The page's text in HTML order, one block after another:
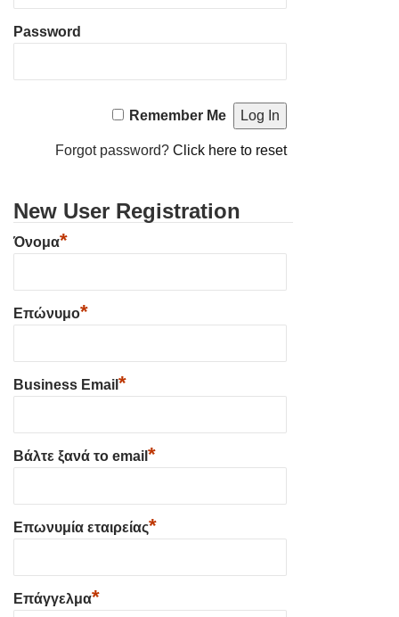
Password
Remember Me
Forgot password?Click here to reset
New User Registration
Όνομα*
Επώνυμο*
Business Email *
Βάλτε ξανά το email *
Επωνυμία εταιρείας*
Επάγγελμα*